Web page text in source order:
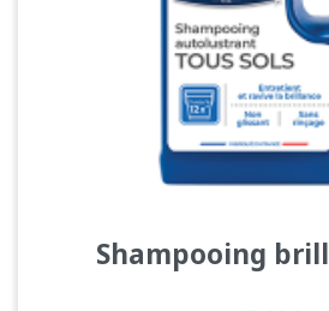
Shampooing